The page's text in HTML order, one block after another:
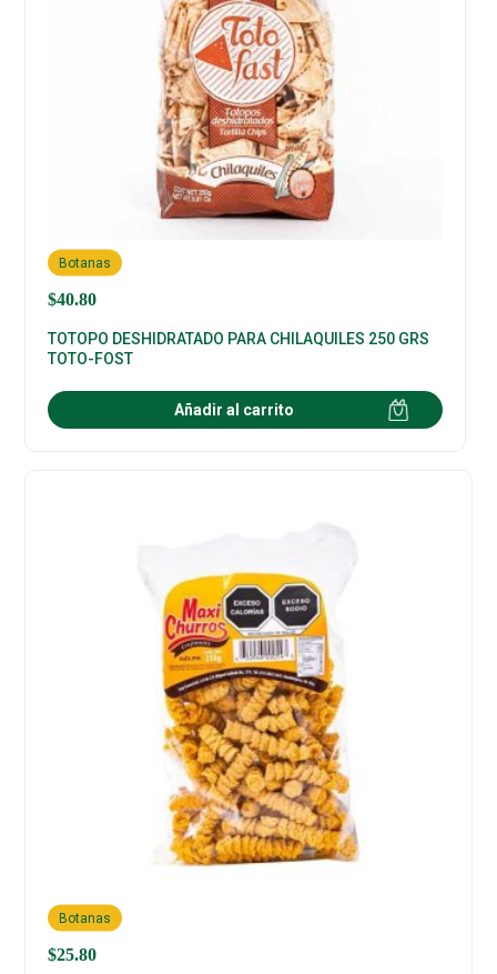
$40.80
Botanas
TOTOPO DESHIDRATADO PARA CHILAQUILES 250 GRS
TOTO-FOST
Añadir al carrito
$25.80
Botanas